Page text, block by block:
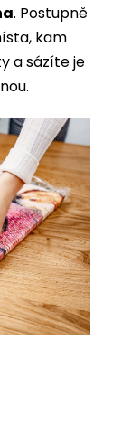
. Postupně
kam
a sázíte je